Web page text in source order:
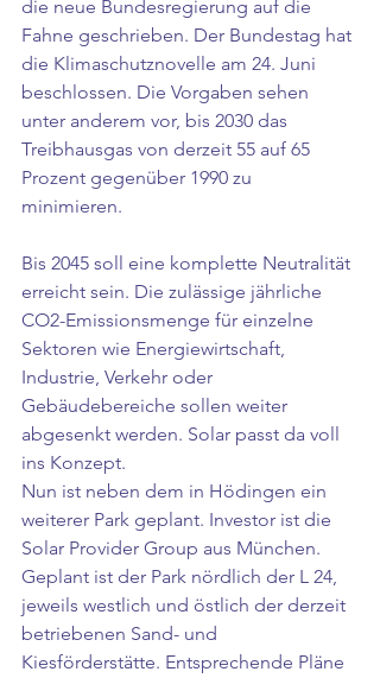
die neue Bundesregierung auf die
Fahne geschrieben. Der Bundestag hat
die Klimaschutznovelle am 24. Juni
beschlossen. Die Vorgaben sehen
unter anderem vor, bis 2030 das
Treibhausgas von derzeit 55 auf 65
Prozent gegenüber 1990 zu
minimieren.
Bis 2045 soll eine komplette Neutralität
erreicht sein. Die zulässige jährliche
CO2-Emissionsmenge für einzelne
Sektoren wie Energiewirtschaft,
Industrie, Verkehr oder
Gebäudebereiche sollen weiter
abgesenkt werden. Solar passt da voll
ins Konzept.
Nun ist neben dem in Hödingen ein
weiterer Park geplant. Investor ist die
Solar Provider Group aus München.
Geplant ist der Park nördlich der L 24,
jeweils westlich und östlich der derzeit
betriebenen Sand- und
Kiesförderstätte. Entsprechende Pläne